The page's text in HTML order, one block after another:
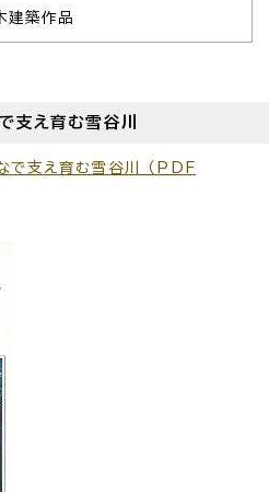
建築作品
支え育む雪谷川
で支え育む雪谷川 （PDF